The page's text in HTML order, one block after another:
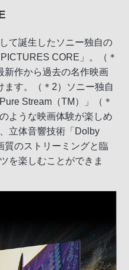
て誕生したソニー独自の
CORE」。（＊
新作から過去の名作映画
ます。（＊2）ソニー独自
Stream（TM）」（＊
ような映画体験が楽しめ
立体音響技術「Dolby
質のストリーミングと臨
を楽しむことができま